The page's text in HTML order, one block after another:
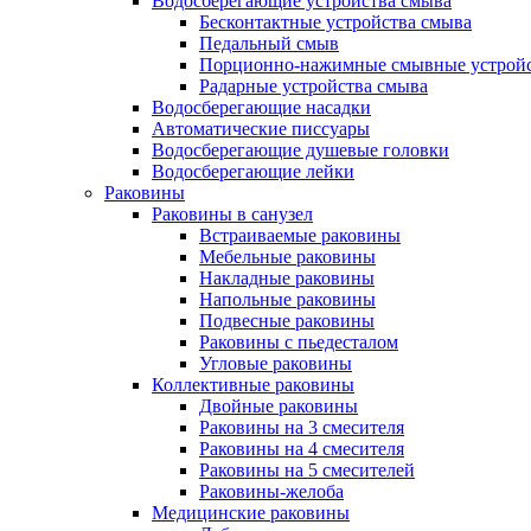
Бесконтактные устройства смыва
Педальный смыв
Порционно-нажимные смывные
Радарные устройства смыва
Водосберегающие насадки
Автоматические писсуары
Водосберегающие душевые головки
Водосберегающие лейки
Раковины
Раковины в санузел
Встраиваемые раковины
Мебельные раковины
Накладные раковины
Напольные раковины
Подвесные раковины
Раковины с пьедесталом
Угловые раковины
Коллективные раковины
Двойные раковины
Раковины на 3 смесителя
Раковины на 4 смесителя
Раковины на 5 смесителей
Раковины-желоба
Медицинские раковины